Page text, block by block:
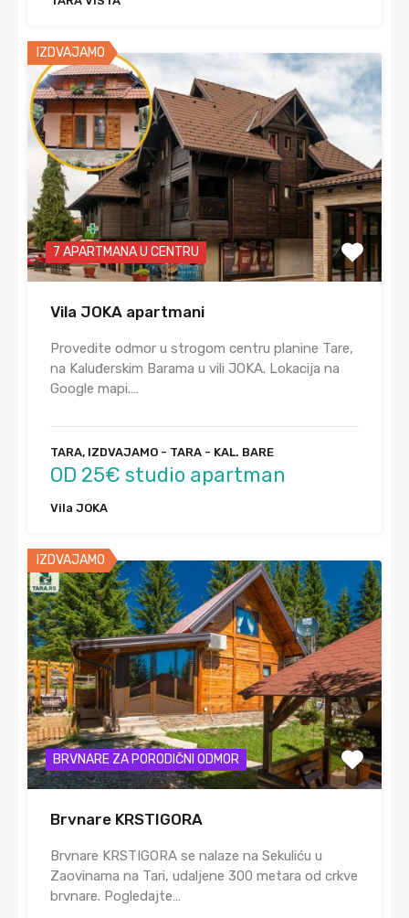
IZDVAJAMO
7 APARTMANA U CENTRU
Vila JOKA apartmani
Provedite odmor u strogom centru planine Tare,
na Kaluđerskim Barama u vili JOKA. Lokacija na
Google mapi.…
TARA, IZDVAJAMO - TARA - KAL. BARE
OD 25€ studio apartman
Vila JOKA
IZDVAJAMO
BRVNARE ZA PORODIČNI ODMOR
Brvnare KRSTIGORA
Brvnare KRSTIGORA se nalaze na Sekuliću u
Zaovinama na Tari, udaljene 300 metara od crkve
brvnare. Pogledajte…